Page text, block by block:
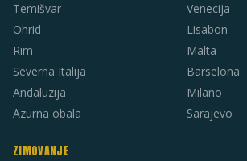
Temišvar
Ohrid
Rim
Severna Italija
Andaluzija
Azurna obala
Venecija
Lisabon
Malta
Barselona
Milano
Sarajevo
ZIMOVANJE